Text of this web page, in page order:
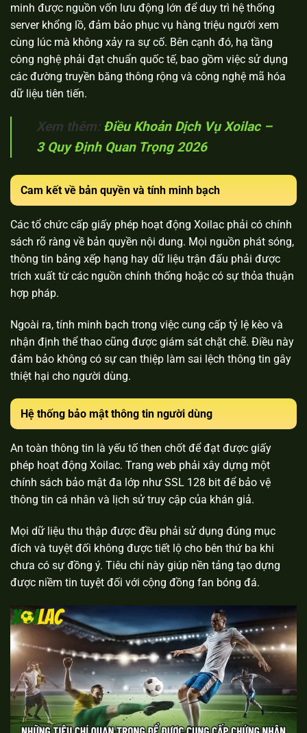
minh được nguồn vốn lưu động lớn để duy trì hệ thống
server khổng lồ, đảm bảo phục vụ hàng triệu người xem
cùng lúc mà không xảy ra sự cố. Bên cạnh đó, hạ tầng
công nghệ phải đạt chuẩn quốc tế, bao gồm việc sử dụng
các đường truyền băng thông rộng và công nghệ mã hóa
dữ liệu tiên tiến.
Xem thêm: Điều Khoản Dịch Vụ Xoilac –
3 Quy Định Quan Trọng 2026
Cam kết về bản quyền và tính minh bạch
Các tổ chức cấp giấy phép hoạt động Xoilac phải có chính
sách rõ ràng về bản quyền nội dung. Mọi nguồn phát sóng,
thông tin bảng xếp hạng hay dữ liệu trận đấu phải được
trích xuất từ các nguồn chính thống hoặc có sự thỏa thuận
hợp pháp.
Ngoài ra, tính minh bạch trong việc cung cấp tỷ lệ kèo và
nhận định thể thao cũng được giám sát chặt chẽ. Điều này
đảm bảo không có sự can thiệp làm sai lệch thông tin gây
thiệt hại cho người dùng.
Hệ thống bảo mật thông tin người dùng
An toàn thông tin là yếu tố then chốt để đạt được giấy
phép hoạt động Xoilac. Trang web phải xây dựng một
chính sách bảo mật đa lớp như SSL 128 bit để bảo vệ
thông tin cá nhân và lịch sử truy cập của khán giả.
Mọi dữ liệu thu thập được đều phải sử dụng đúng mục
đích và tuyệt đối không được tiết lộ cho bên thứ ba khi
chưa có sự đồng ý. Tiêu chí này giúp nền tảng tạo dựng
được niềm tin tuyệt đối với cộng đồng fan bóng đá.